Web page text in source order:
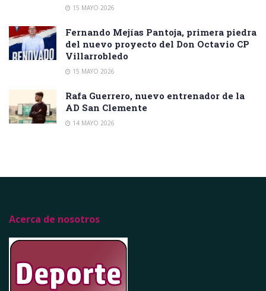
15 MAYO 2026
Fernando Mejías Pantoja, primera piedra
del nuevo proyecto del Don Octavio CP
Villarrobledo
15 MAYO 2026
Rafa Guerrero, nuevo entrenador de la
AD San Clemente
14 MAYO 2026
Acerca de nosotros